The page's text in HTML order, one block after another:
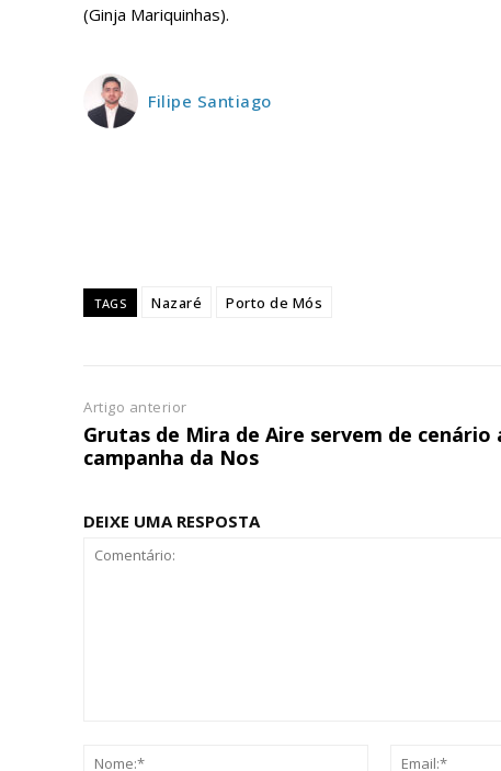
Faça-
32
(Ginja Mariquinhas).
Filipe Santiago
TAGS Nazaré Porto de Mós
Artigo anterior
Grutas de Mira de Aire servem de cenário
campanha da Nos
DEIXE UMA RESPOSTA
Nome:*